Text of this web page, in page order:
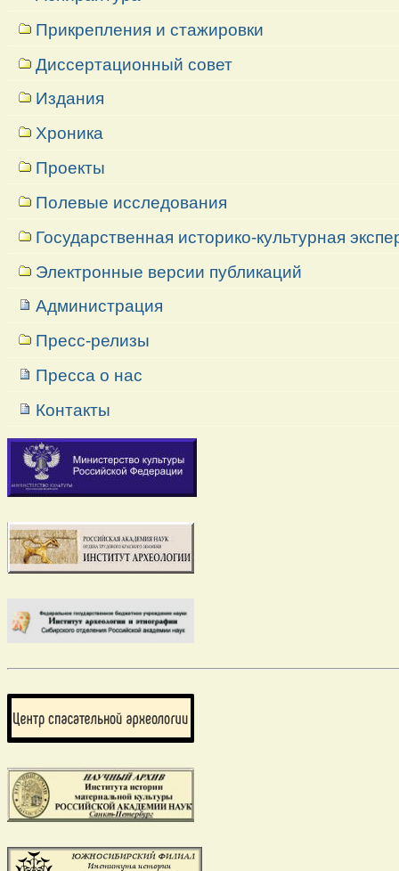
Прикрепления и стажировки
Диссертационный совет
Издания
Хроника
Проекты
Полевые исследования
Государственная историко-культурная
Электронные версии публикаций
Администрация
Пресс-релизы
Пресса о нас
Контакты